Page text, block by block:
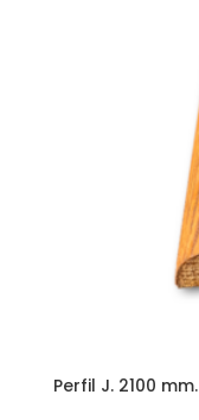
Perfil J. 2100 mm.